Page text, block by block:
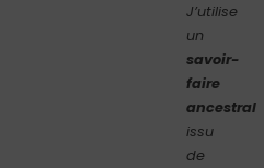
J’utilise
un
savoir-
faire
ancestral
issu
de